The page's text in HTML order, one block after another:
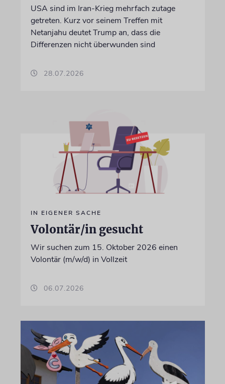
USA sind im Iran-Krieg mehrfach zutage
getreten. Kurz vor seinem Treffen mit
Netanjahu deutet Trump an, dass die
Differenzen nicht überwunden sind
28.07.2026
IN EIGENER SACHE
Volontär/in gesucht
Wir suchen zum 15. Oktober 2026 einen
Volontär (m/w/d) in Vollzeit
06.07.2026